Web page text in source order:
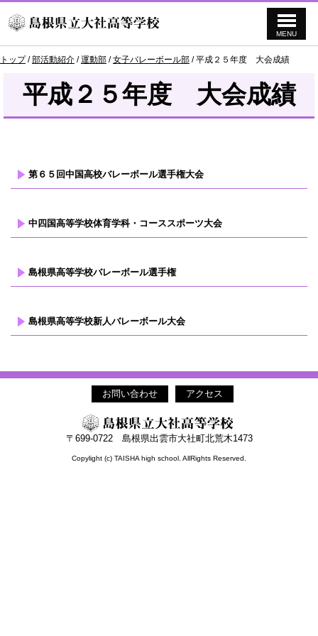
MENU
現
トップ/部活動紹介 /運動部 /女子バレーボール部 /平成２５年度 大会成績
平成２５年度 大会成績
第６５回中国高校バレーボール選手権大会
中四国高等学校体育学科・コーススポーツ大会
島根県高等学校バレーボール選手権
島根県高等学校新人バレーボール大会
お問い合わせ アクセス
〒699-0722 島根県出雲市大社町北荒木1473
Copylight (c) TAISHA high school. AllRights Reserved.